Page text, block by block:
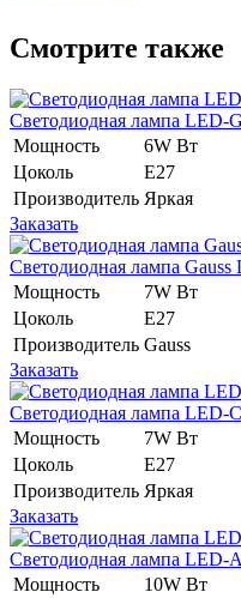
Смотрите также
Светодиодная лампа LED-
Мощность
6W Вт
Цоколь
E27
Производитель Яркая
Заказать
Светодиодная лампа
Мощность
7W Вт
Цоколь
E27
Производитель Gauss
Заказать
Светодиодная лампа LED-
Мощность
7W Вт
Цоколь
E27
Производитель Яркая
Заказать
Светодиодная лампа LED-
Мощность
10W Вт